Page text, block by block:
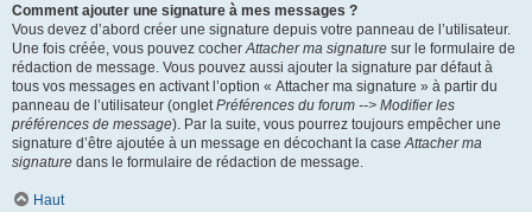
Comment ajouter une signature à mes messages ?
Vous devez d’abord créer une signature depuis votre panneau de l’utilisateur.
Une fois créée, vous pouvez cocherAttacher ma signature sur le formulaire de
rédaction de message. Vous pouvez aussi ajouter la signature par défaut à
tous vos messages en activant l’option « Attacher ma signature » à partir du
panneau de l’utilisateur (ongletPréférences du forum --> Modifier les
préférences de message). Par la suite, vous pourrez toujours empêcher une
signature d’être ajoutée à un message en décochant la caseAttacher ma
signature dans le formulaire de rédaction de message.
Haut